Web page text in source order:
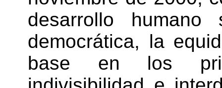
desarrollo humano
democrática, la
base en los